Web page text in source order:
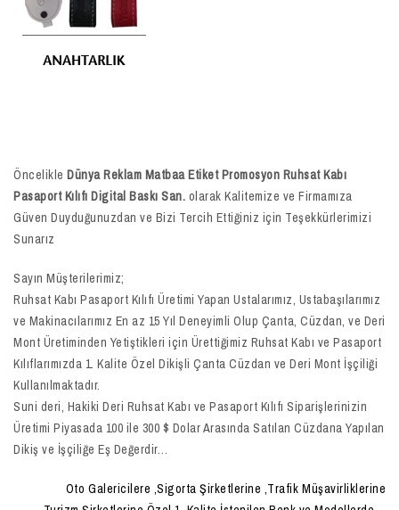
Öncelikle Dünya Reklam Matbaa Etiket Promosyon Ruhsat Kabı
Pasaport Kılıfı Digital Baskı San. olarak Kalitemize ve Firmamıza
Güven Duyduğunuzdan ve Bizi Tercih Ettiğiniz için Teşekkürlerimizi
Sunarız
Sayın Müşterilerimiz;
Ruhsat Kabı Pasaport Kılıfı Üretimi Yapan Ustalarımız, Ustabaşılarımız
ve Makinacılarımız En az 15 Yıl Deneyimli Olup Çanta, Cüzdan, ve Deri
Mont Üretiminden Yetiştikleri için Ürettiğimiz Ruhsat Kabı ve Pasaport
Kılıflarımızda 1. Kalite Özel Dikişli Çanta Cüzdan ve Deri Mont İşçiliği
Kullanılmaktadır.
Suni deri, Hakiki Deri Ruhsat Kabı ve Pasaport Kılıfı Siparişlerinizin
Üretimi Piyasada 100 ile 300 $ Dolar Arasında Satılan Cüzdana Yapılan
Dikiş ve İşçiliğe Eş Değerdir…
Oto Galericilere ,Sigorta Şirketlerine ,Trafik Müşavirliklerine